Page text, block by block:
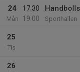
24
Mån
17:30
19:00
Sporthallen
25
Tis
26